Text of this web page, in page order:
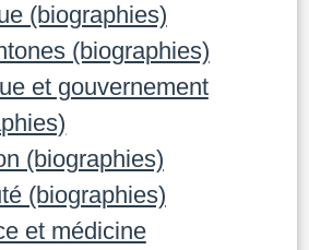
(biographies)
(biographies)
et gouvernement
(biographies)
(biographies)
et médicine